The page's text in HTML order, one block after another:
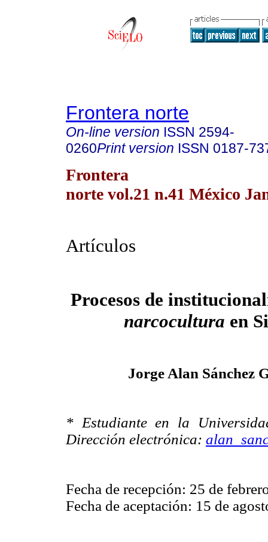
Frontera norte
On-line version ISSN 2594-
0260Print version ISSN 0187-
Frontera
norte vol.21 n.41 México
Artículos
Procesos de
narcocultura en
Jorge Alan Sánchez
* Estudiante en la
Dirección electrónica:
Fecha de recepción: 25 de
Fecha de aceptación: 15 de